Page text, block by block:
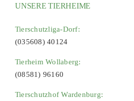
UNSERE TIERHEIME
Tierschutzliga-Dorf:
(035608) 40124
Tierheim Wollaberg:
(08581) 96160
Tierschutzhof Wardenburg: